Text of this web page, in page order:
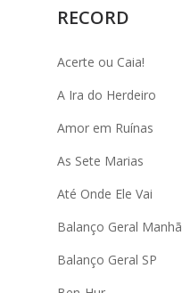
RECORD
Acerte ou Caia!
A Ira do Herdeiro
Amor em Ruínas
As Sete Marias
Até Onde Ele Vai
Balanço Geral Manhã
Balanço Geral SP